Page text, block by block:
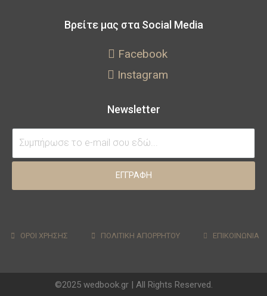
Βρείτε μας στα Social Media
Facebook
Instagram
Newsletter
ΕΓΓΡΑΦΗ
ΟΡΟΙ ΧΡΗΣΗΣ ΠΟΛΙΤΙΚΗ ΑΠΟΡΡΗΤΟΥ ΕΠΙΚΟΙΝΩΝΙΑ
©2025 wedbook.gr | All Rights Reserved.